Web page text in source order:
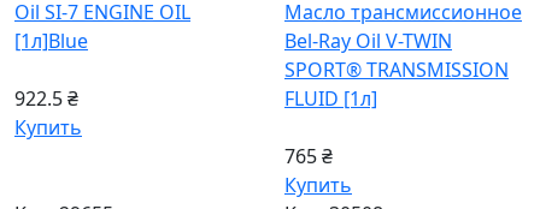
Oil SI-7 ENGINE OIL
[1л]Blue
922.5 ₴
Купить
Масло трансмиссионное
Bel-Ray Oil V-TWIN
SPORT® TRANSMISSION
FLUID [1л]
765 ₴
Купить